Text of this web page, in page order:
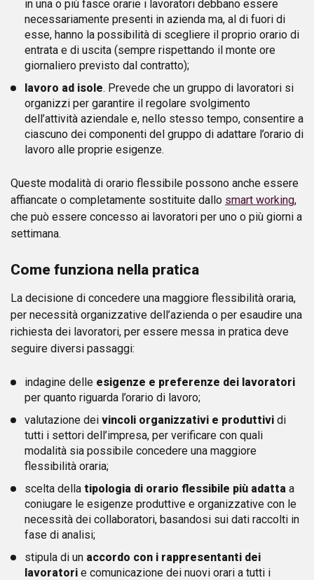
in una o più fasce orarie i lavoratori debbano essere
necessariamente presenti in azienda ma, al di fuori di
esse, hanno la possibilità di scegliere il proprio orario di
entrata e di uscita (sempre rispettando il monte ore
giornaliero previsto dal contratto);
lavoro ad isole. Prevede che un gruppo di lavoratori si
organizzi per garantire il regolare svolgimento
dell’attività aziendale e, nello stesso tempo, consentire a
ciascuno dei componenti del gruppo di adattare l’orario di
lavoro alle proprie esigenze.
Queste modalità di orario flessibile possono anche essere
affiancate o completamente sostituite dallo smart working,
che può essere concesso ai lavoratori per uno o più giorni a
settimana.
Come funziona nella pratica
La decisione di concedere una maggiore flessibilità oraria,
per necessità organizzative dell’azienda o per esaudire una
richiesta dei lavoratori, per essere messa in pratica deve
seguire diversi passaggi:
indagine delle esigenze e preferenze dei lavoratori
per quanto riguarda l’orario di lavoro;
valutazione dei vincoli organizzativi e produttivi di
tutti i settori dell’impresa, per verificare con quali
modalità sia possibile concedere una maggiore
flessibilità oraria;
scelta della tipologia di orario flessibile più adatta a
coniugare le esigenze produttive e organizzative con le
necessità dei collaboratori, basandosi sui dati raccolti in
fase di analisi;
stipula di un accordo con i rappresentanti dei
lavoratori e comunicazione dei nuovi orari a tutti i